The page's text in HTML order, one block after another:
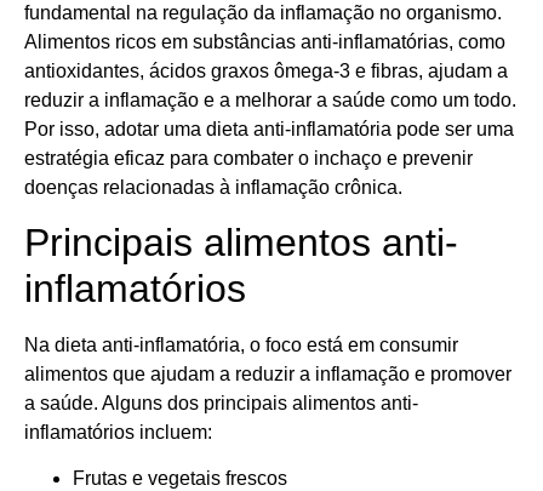
fundamental na regulação da inflamação no organismo.
Alimentos ricos em substâncias anti-inflamatórias, como
antioxidantes, ácidos graxos ômega-3 e fibras, ajudam a
reduzir a inflamação e a melhorar a saúde como um todo.
Por isso, adotar uma dieta anti-inflamatória pode ser uma
estratégia eficaz para combater o inchaço e prevenir
doenças relacionadas à inflamação crônica.
Principais alimentos anti-
inflamatórios
Na dieta anti-inflamatória, o foco está em consumir
alimentos que ajudam a reduzir a inflamação e promover
a saúde. Alguns dos principais alimentos anti-
inflamatórios incluem:
Frutas e vegetais frescos